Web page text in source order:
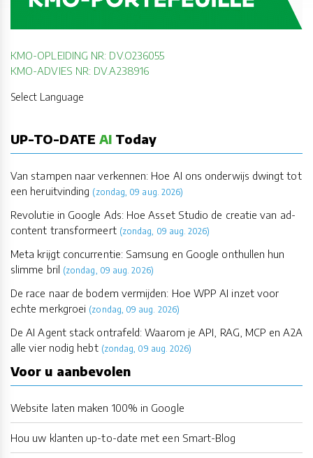
KMO-OPLEIDING NR: DV.O236055
KMO-ADVIES NR: DV.A238916
Select Language
UP-TO-DATE AI Today
Van stampen naar verkennen: Hoe AI ons onderwijs dwingt tot
een heruitvinding (zondag, 09 aug. 2026)
Revolutie in Google Ads: Hoe Asset Studio de creatie van ad-
content transformeert (zondag, 09 aug. 2026)
Meta krijgt concurrentie: Samsung en Google onthullen hun
slimme bril (zondag, 09 aug. 2026)
De race naar de bodem vermijden: Hoe WPP AI inzet voor
echte merkgroei (zondag, 09 aug. 2026)
De AI Agent stack ontrafeld: Waarom je API, RAG, MCP en A2A
alle vier nodig hebt (zondag, 09 aug. 2026)
Voor u aanbevolen
Website laten maken 100% in Google
Hou uw klanten up-to-date met een Smart-Blog